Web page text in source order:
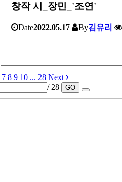
창작 시_장민_'조연'
Date2022.05.17 By김유리
7 8 9 10 ... 28 Next
/ 28
GO